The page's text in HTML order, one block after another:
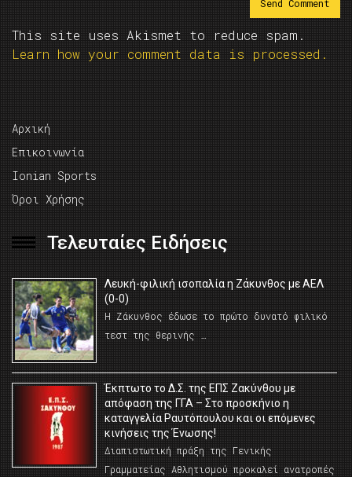
This site uses Akismet to reduce spam.
Learn how your comment data is processed.
Αρχική
Επικοινωνία
Ionian Sports
Όροι Χρήσης
Τελευταίες Ειδήσεις
Λευκή-φιλική ισοπαλία η Ζάκυνθος με ΑΕΛ
(0-0)
Η Ζάκυνθος έδωσε το πρώτο δυνατό φιλικό
τεστ της θερινής …
Έκπτωτο το Δ.Σ. της ΕΠΣ Ζακύνθου με
απόφαση της ΓΓΑ – Στο προσκήνιο η
καταγγελία Ραυτόπουλου και οι επόμενες
κινήσεις της Ένωσης!
Διαπιστωτική πράξη της Γενικής
Γραμματείας Αθλητισμού προκαλεί ανατροπές